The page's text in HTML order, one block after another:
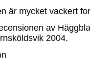
är mycket vackert
av
2004.